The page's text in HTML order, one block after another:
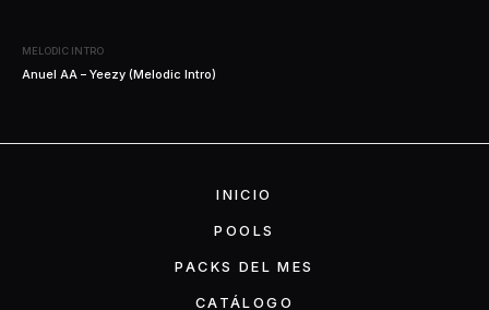
MELODIC INTRO
Anuel AA – Yeezy (Melodic Intro)
INICIO
POOLS
PACKS DEL MES
CATÁLOGO